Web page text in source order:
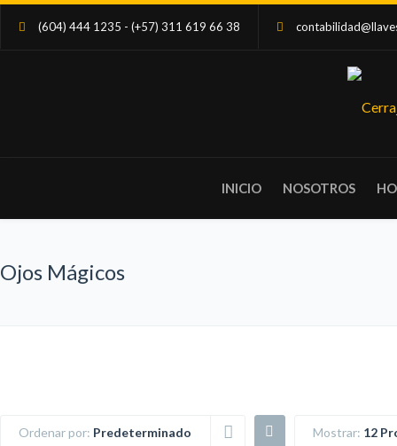
(604) 444 1235 - (+57) 311 619 66 38
INICIO NOSOTROS
Ojos Mágicos
Ordenar por: Predeterminado Mostrar: 12